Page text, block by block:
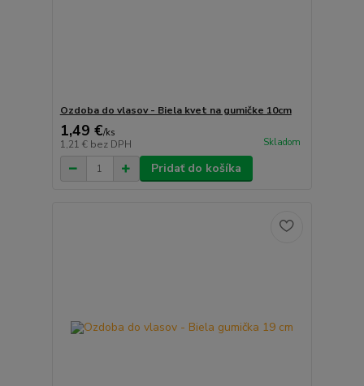
Ozdoba do vlasov - Biela kvet na gumičke 10cm
1,49 €/ks
1,21 € bez DPH Skladom
Pridať do košíka